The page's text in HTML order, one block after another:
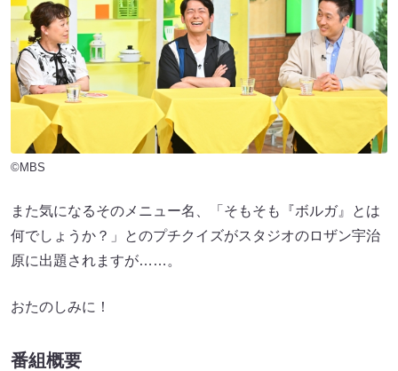
©MBS
また気になるそのメニュー名、「そもそも『ボルガ』とは
何でしょうか？」とのプチクイズがスタジオのロザン宇治
原に出題されますが……。
おたのしみに！
番組概要